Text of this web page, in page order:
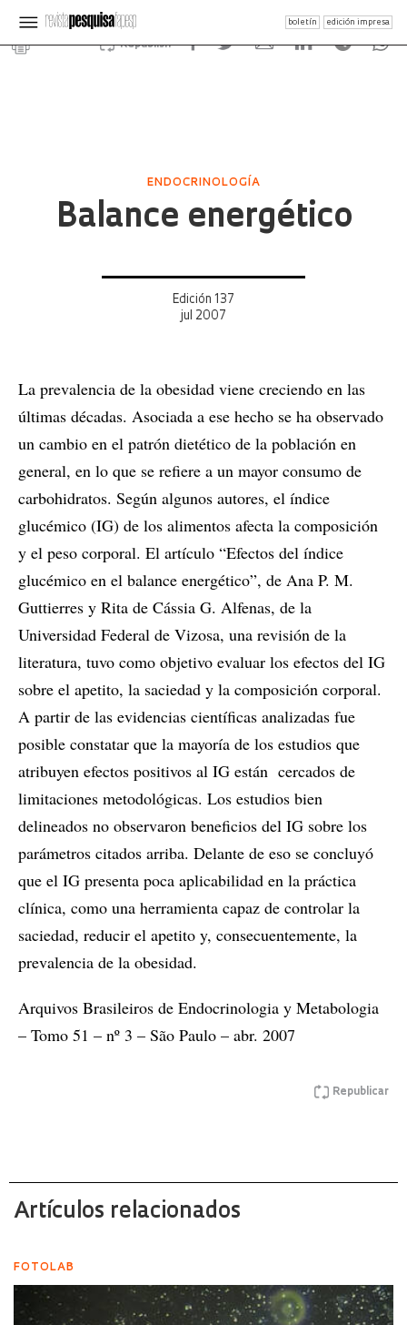
boletín edición impresa
Republish
ENDOCRINOLOGÍA
Balance energético
Edición 137
jul 2007
La prevalencia de la obesidad viene creciendo en las
últimas décadas. Asociada a ese hecho se ha observado
un cambio en el patrón dietético de la población en
general, en lo que se refiere a un mayor consumo de
carbohidratos. Según algunos autores, el índice
glucémico (IG) de los alimentos afecta la composición
y el peso corporal. El artículo “Efectos del índice
glucémico en el balance energético”, de Ana P. M.
Guttierres y Rita de Cássia G. Alfenas, de la
Universidad Federal de Vizosa, una revisión de la
literatura, tuvo como objetivo evaluar los efectos del IG
sobre el apetito, la saciedad y la composición corporal.
A partir de las evidencias científicas analizadas fue
posible constatar que la mayoría de los estudios que
atribuyen efectos positivos al IG están cercados de
limitaciones metodológicas. Los estudios bien
delineados no observaron beneficios del IG sobre los
parámetros citados arriba. Delante de eso se concluyó
que el IG presenta poca aplicabilidad en la práctica
clínica, como una herramienta capaz de controlar la
saciedad, reducir el apetito y, consecuentemente, la
prevalencia de la obesidad.
Arquivos Brasileiros de Endocrinologia y Metabologia
– Tomo 51 – nº 3 – São Paulo – abr. 2007
Republicar